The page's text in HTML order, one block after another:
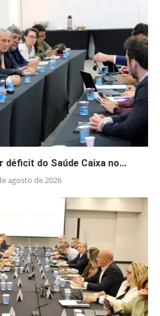
déficit do Saúde Caixa no...
agosto de 2026